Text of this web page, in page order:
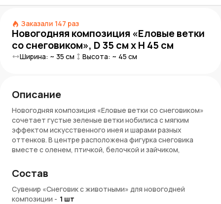
Заказали 147 раз
Новогодняя композиция «Еловые ветки
со снеговиком», D 35 см x H 45 см
Ширина: ~ 35 см Высота: ~ 45 см
Описание
Новогодняя композиция «Еловые ветки со снеговиком»
сочетает густые зеленые ветки нобилиса с мягким
эффектом искусственного инея и шарами разных
оттенков. В центре расположена фигурка снеговика
вместе с оленем, птичкой, белочкой и зайчиком,
оживляет оформление и привлекает внимание к каждой
детали.
Преимущества композиции
Состав
Сувенир «Снеговик с животными» для новогодней
композиции - 1 шт